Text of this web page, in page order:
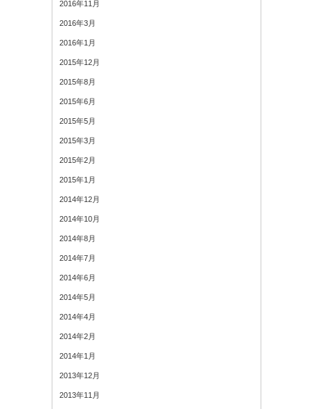
2016年11月
2016年3月
2016年1月
2015年12月
2015年8月
2015年6月
2015年5月
2015年3月
2015年2月
2015年1月
2014年12月
2014年10月
2014年8月
2014年7月
2014年6月
2014年5月
2014年4月
2014年2月
2014年1月
2013年12月
2013年11月